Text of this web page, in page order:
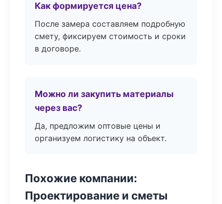
Как формируется цена?
После замера составляем подробную
смету, фиксируем стоимость и сроки
в договоре.
Можно ли закупить материалы
через вас?
Да, предложим оптовые цены и
организуем логистику на объект.
Похожие компании:
Проектирование и сметы